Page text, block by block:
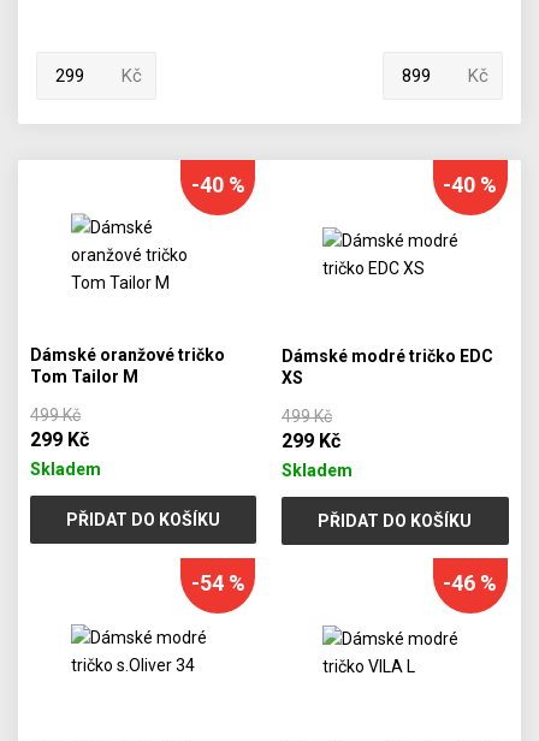
Kč Kč
-40 %
Dámské oranžové tričko
Tom Tailor M
499 Kč
299 Kč
Skladem
PŘIDAT DO KOŠÍKU
-40 %
Dámské modré tričko EDC
XS
499 Kč
299 Kč
Skladem
PŘIDAT DO KOŠÍKU
-54 % -46 %